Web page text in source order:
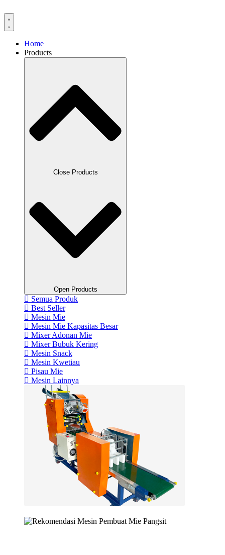
to
content
Home
Products
Close Products
Open Products
Semua Produk
Best Seller
Mesin Mie
Mesin Mie Kapasitas Besar
Mixer Adonan Mie
Mixer Bubuk Kering
Mesin Snack
Mesin Kwetiau
Pisau Mie
Mesin Lainnya